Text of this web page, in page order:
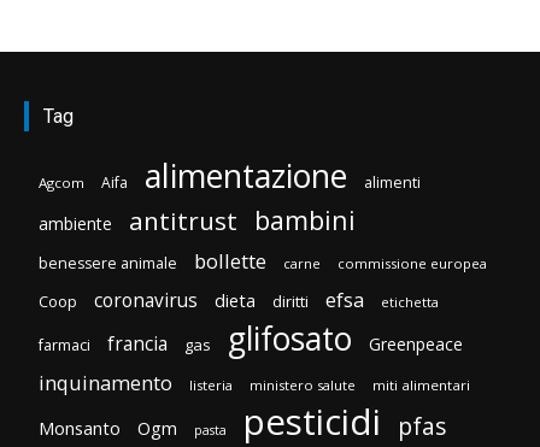
Tag
Agcom Aifa alimentazione alimenti
ambiente antitrust bambini
benessere animale bollette carne commissione europea
Coop coronavirus dieta diritti efsa etichetta
farmaci francia gas glifosato Greenpeace
inquinamento listeria ministero salute miti alimentari
Monsanto Ogm pasta pesticidi pfas